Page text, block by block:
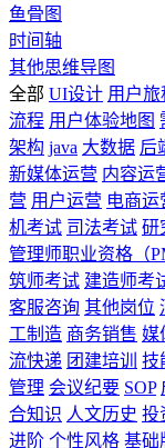
鱼骨图
时间轴
其他思维导图
全部 UI设计 用户旅
流程 用户体验地图
架构 java 大数据 后
新媒体运营 内容运
营 用户运营 电商运
机考试 司法考试 研
管理师职业资格（
筑师考试 建造师考
客服咨询 其他岗位
工制造 商务销售 媒
流快递 团建培训 技
管理 会议纪要 SOP
合知识 人文历史 投
进阶 个性风格 基础